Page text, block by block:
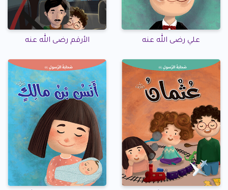
علي رضى الله عنه الأرقم رضى الله عنه